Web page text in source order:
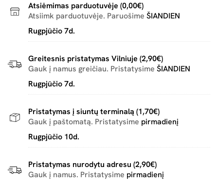
Atsiėmimas parduotuvėje (0,00€)
Atsiimk parduotuvėje. Paruošime ŠIANDIEN
Rugpjūčio 7d.
Greitesnis pristatymas Vilniuje (2,90€)
Gauk į namus greičiau. Pristatysime ŠIANDIEN
Rugpjūčio 7d.
Pristatymas į siuntų terminalą (1,70€)
Gauk į paštomatą. Pristatysime pirmadienį
Rugpjūčio 10d.
Pristatymas nurodytu adresu (2,90€)
Gauk į namus. Pristatysime pirmadienį